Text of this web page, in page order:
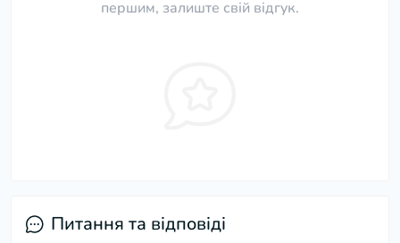
першим, залиште свій відгук.
Питання та відповіді